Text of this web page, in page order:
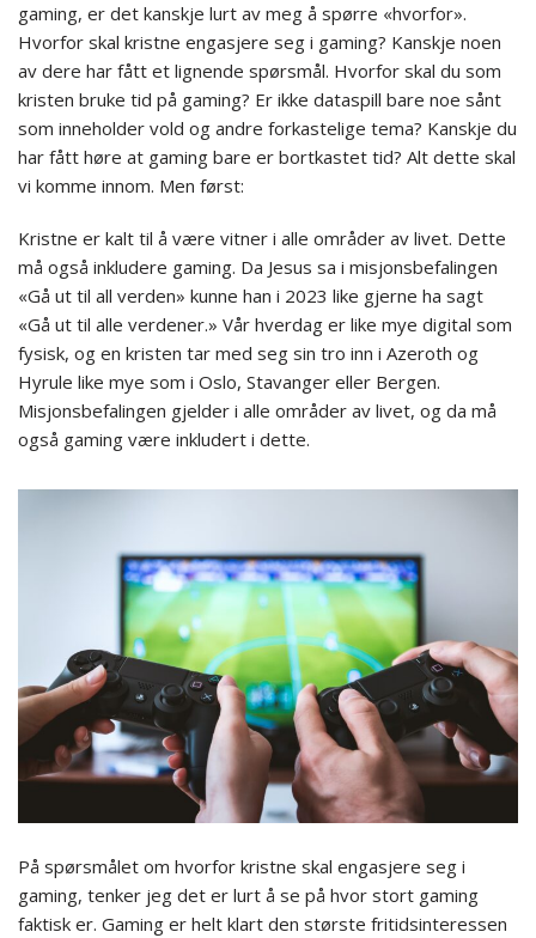
gaming, er det kanskje lurt av meg å spørre «hvorfor».
Hvorfor skal kristne engasjere seg i gaming? Kanskje noen
av dere har fått et lignende spørsmål. Hvorfor skal du som
kristen bruke tid på gaming? Er ikke dataspill bare noe sånt
som inneholder vold og andre forkastelige tema? Kanskje du
har fått høre at gaming bare er bortkastet tid? Alt dette skal
vi komme innom. Men først:
Kristne er kalt til å være vitner i alle områder av livet. Dette
må også inkludere gaming. Da Jesus sa i misjonsbefalingen
«Gå ut til all verden» kunne han i 2023 like gjerne ha sagt
«Gå ut til alle verdener.» Vår hverdag er like mye digital som
fysisk, og en kristen tar med seg sin tro inn i Azeroth og
Hyrule like mye som i Oslo, Stavanger eller Bergen.
Misjonsbefalingen gjelder i alle områder av livet, og da må
også gaming være inkludert i dette.
På spørsmålet om hvorfor kristne skal engasjere seg i
gaming, tenker jeg det er lurt å se på hvor stort gaming
faktisk er. Gaming er helt klart den største fritidsinteressen